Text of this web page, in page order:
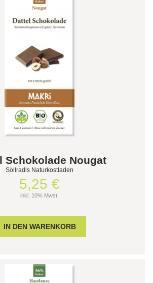
Schokolade Nougat
Söllradls Naturkostladen
5,25 €
inkl. 10% Mwst.